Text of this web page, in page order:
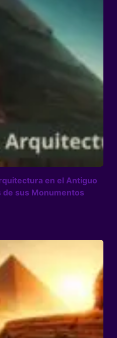
en el Antiguo
de sus Monumentos